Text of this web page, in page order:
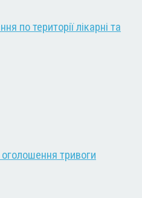
по території лікарні та
тривоги